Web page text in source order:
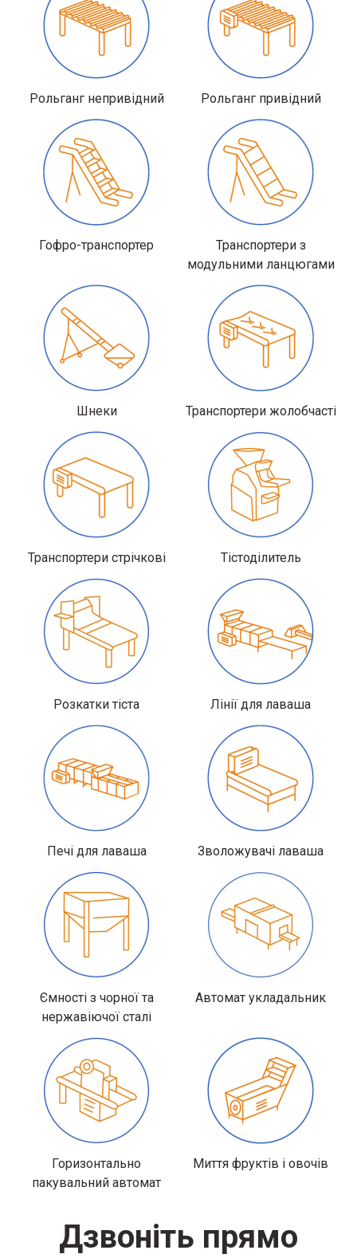
Рольганг непривідний Рольганг привідний
Гофро-транспортер
Транспортери з
модульними ланцюгами
Шнеки Транспортери жолобчасті
Транспортери стрічкові Тістоділитель
Розкатки тіста Лінії для лаваша
Печі для лаваша Зволожувачі лаваша
Ємності з чорної та
нержавіючої сталі
Автомат укладальник
Горизонтально
пакувальний автомат
Миття фруктів і овочів
Дзвоніть прямо